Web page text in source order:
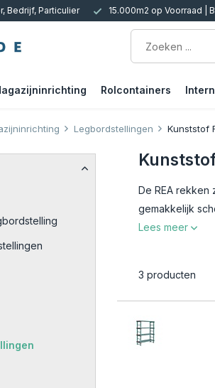
| Bezorgen of Afhalen Circulair en bewust
Rolcontainers
Legbordstellingen Kunststof
De REA rekken
gemakkelijk
Lees meer
3 producten